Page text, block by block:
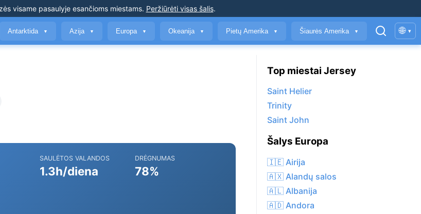
visame pasaulyje esančioms miestams. Peržiūrėti visas šalis.
Antarktida ▼ Azija ▼ Europa ▼ Okeanija ▼ Pietų Amerika ▼ Šiaurės Amerika ▼ 🌐 ▾
SAULĖTOS VALANDOS
1.3h/diena
DRĖGNUMAS
78%
Top miestai Jersey
Saint Helier
Trinity
Saint John
Šalys Europa
🇮🇪 Airija
🇦🇽 Alandų salos
🇦🇱 Albanija
🇦🇩 Andora